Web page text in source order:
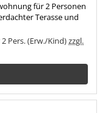
für 2 Personen
Terasse und
Pers. (Erw./Kind)zzgl.